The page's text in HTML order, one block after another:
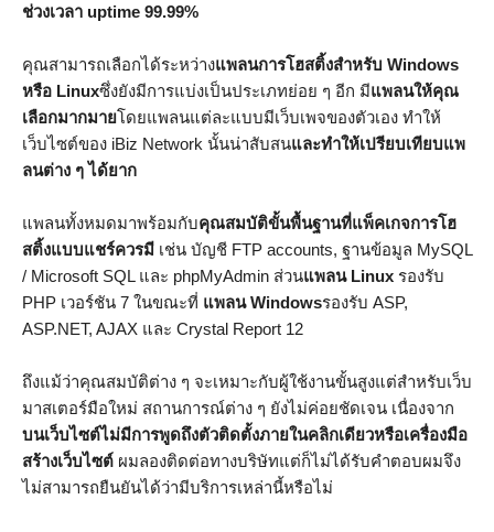
ช่วงเวลา uptime 99.99%
คุณสามารถเลือกได้ระหว่างแพลนการโฮสติ้งสำหรับ Windows
หรือ Linuxซึ่งยังมีการแบ่งเป็นประเภทย่อย ๆ อีก มีแพลนให้คุณ
เลือกมากมายโดยแพลนแต่ละแบบมีเว็บเพจของตัวเอง ทำให้
เว็บไซต์ของ iBiz Network นั้นน่าสับสนและทำให้เปรียบเทียบแพ
ลนต่าง ๆ ได้ยาก
แพลนทั้งหมดมาพร้อมกับคุณสมบัติขั้นพื้นฐานที่แพ็คเกจการโฮ
สติ้งแบบแชร์ควรมี เช่น บัญชี FTP accounts, ฐานข้อมูล MySQL
/ Microsoft SQL และ phpMyAdmin ส่วนแพลน Linux รองรับ
PHP เวอร์ชัน 7 ในขณะที่ แพลน Windowsรองรับ ASP,
ASP.NET, AJAX และ Crystal Report 12
ถึงแม้ว่าคุณสมบัติต่าง ๆ จะเหมาะกับผู้ใช้งานขั้นสูงแต่สำหรับเว็บ
มาสเตอร์มือใหม่ สถานการณ์ต่าง ๆ ยังไม่ค่อยชัดเจน เนื่องจาก
บนเว็บไซต์ไม่มีการพูดถึงตัวติดตั้งภายในคลิกเดียวหรือเครื่องมือ
สร้างเว็บไซต์ ผมลองติดต่อทางบริษัทแต่ก็ไม่ได้รับคำตอบผมจึง
ไม่สามารถยืนยันได้ว่ามีบริการเหล่านี้หรือไม่